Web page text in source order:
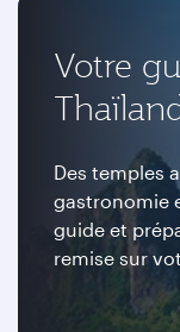
Votre
Des temples
gastronomie
guide et
remise sur